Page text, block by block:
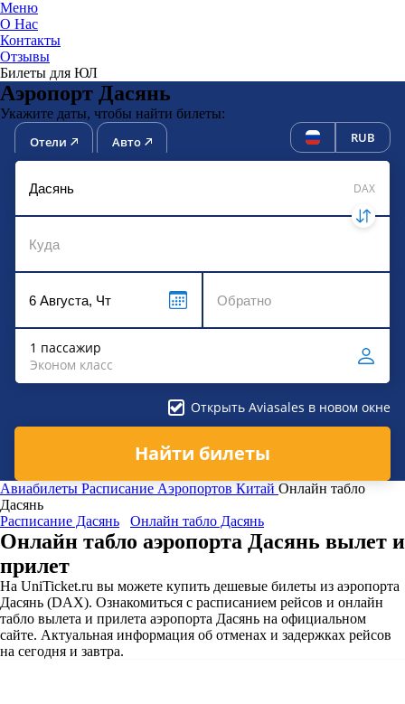
Меню
О Нас
Контакты
Отзывы
Билеты для ЮЛ
Аэропорт Дасянь
Укажите даты, чтобы найти билеты:
Отели Авто RUB
DAX
1 пассажир
Эконом класс
Открыть Aviasales в новом окне
Найти билеты
Авиабилеты Расписание Аэропортов Китай Онлайн табло
Дасянь
Расписание Дасянь
Онлайн табло Дасянь
Онлайн табло аэропорта Дасянь вылет и
прилет
На UniTicket.ru вы можете купить дешевые билеты из аэропорта
Дасянь (DAX). Ознакомиться с расписанием рейсов и онлайн
табло вылета и прилета аэропорта Дасянь на официальном
сайте. Актуальная информация об отменах и задержках рейсов
на сегодня и завтра.